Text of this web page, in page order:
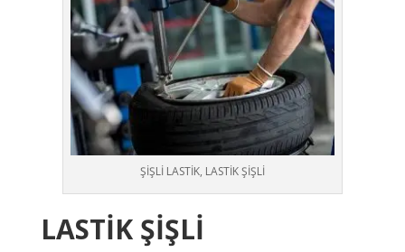
ŞİŞLİ LASTİK, LASTİK ŞİŞLİ
LASTİK ŞİŞLİ